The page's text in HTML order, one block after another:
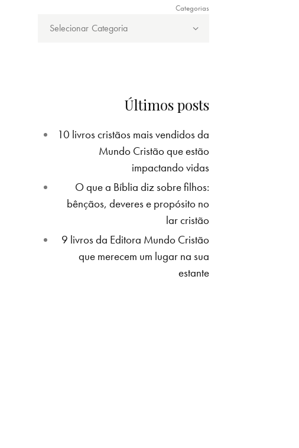
Categorias
Últimos posts
10 livros cristãos mais vendidos da
Mundo Cristão que estão
impactando vidas
O que a Bíblia diz sobre filhos:
bênçãos, deveres e propósito no
lar cristão
9 livros da Editora Mundo Cristão
que merecem um lugar na sua
estante